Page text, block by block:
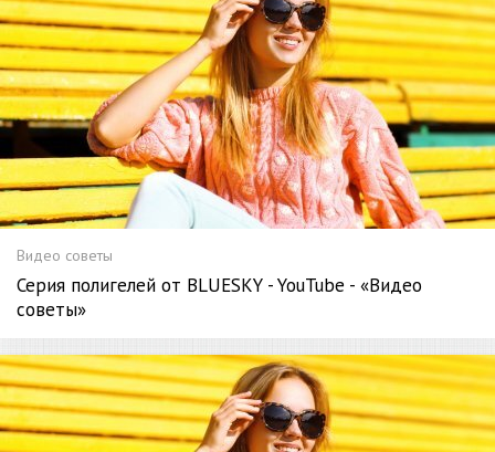
Видео советы
Серия полигелей от BLUESKY - YouTube - «Видео
советы»